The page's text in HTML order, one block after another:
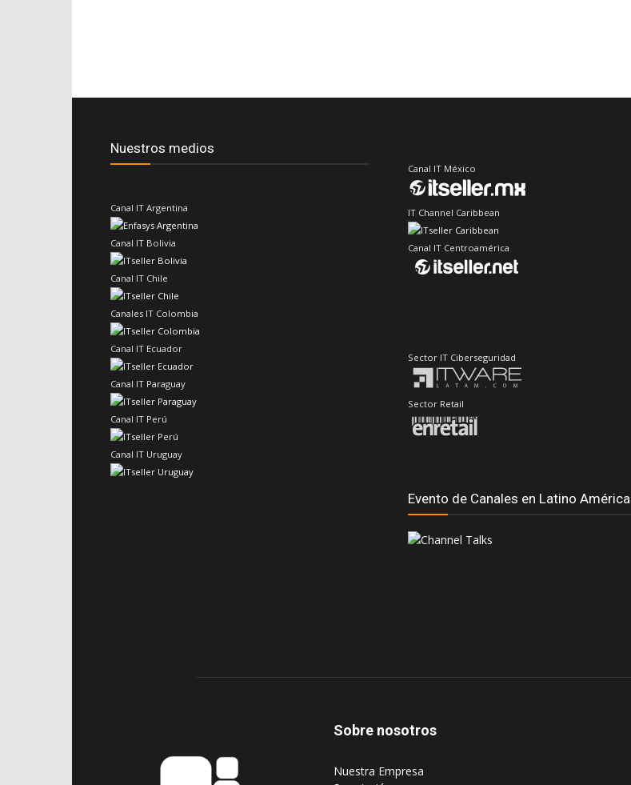
Nuestros medios
Canal IT Argentina
Canal IT Bolivia
Canal IT Chile
Canales IT Colombia
Canal IT Ecuador
Canal IT Paraguay
Canal IT Perú
Canal IT Uruguay
Canal IT México
IT Channel Caribbean
Canal IT Centroamérica
Sector IT Ciberseguridad
Sector Retail
Evento de Canales en Latino América
Sobre nosotros
‎Nuestra Empresa